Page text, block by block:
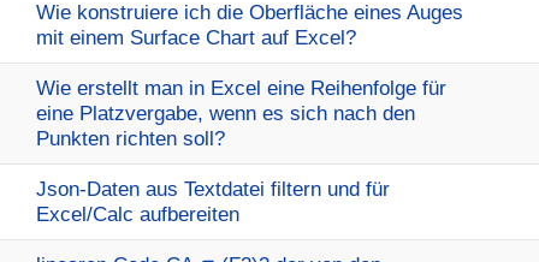
Wie konstruiere ich die Oberfläche eines Auges
mit einem Surface Chart auf Excel?
Wie erstellt man in Excel eine Reihenfolge für
eine Platzvergabe, wenn es sich nach den
Punkten richten soll?
Json-Daten aus Textdatei filtern und für
Excel/Calc aufbereiten